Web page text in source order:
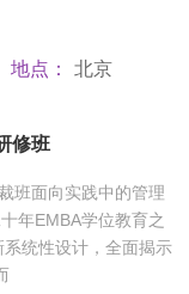
地点： 北京
修班
班面向实践中的管理
年EMBA学位教育之
统性设计，全面揭示